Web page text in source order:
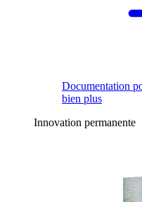
Documentation
bien plus
Innovation permanente